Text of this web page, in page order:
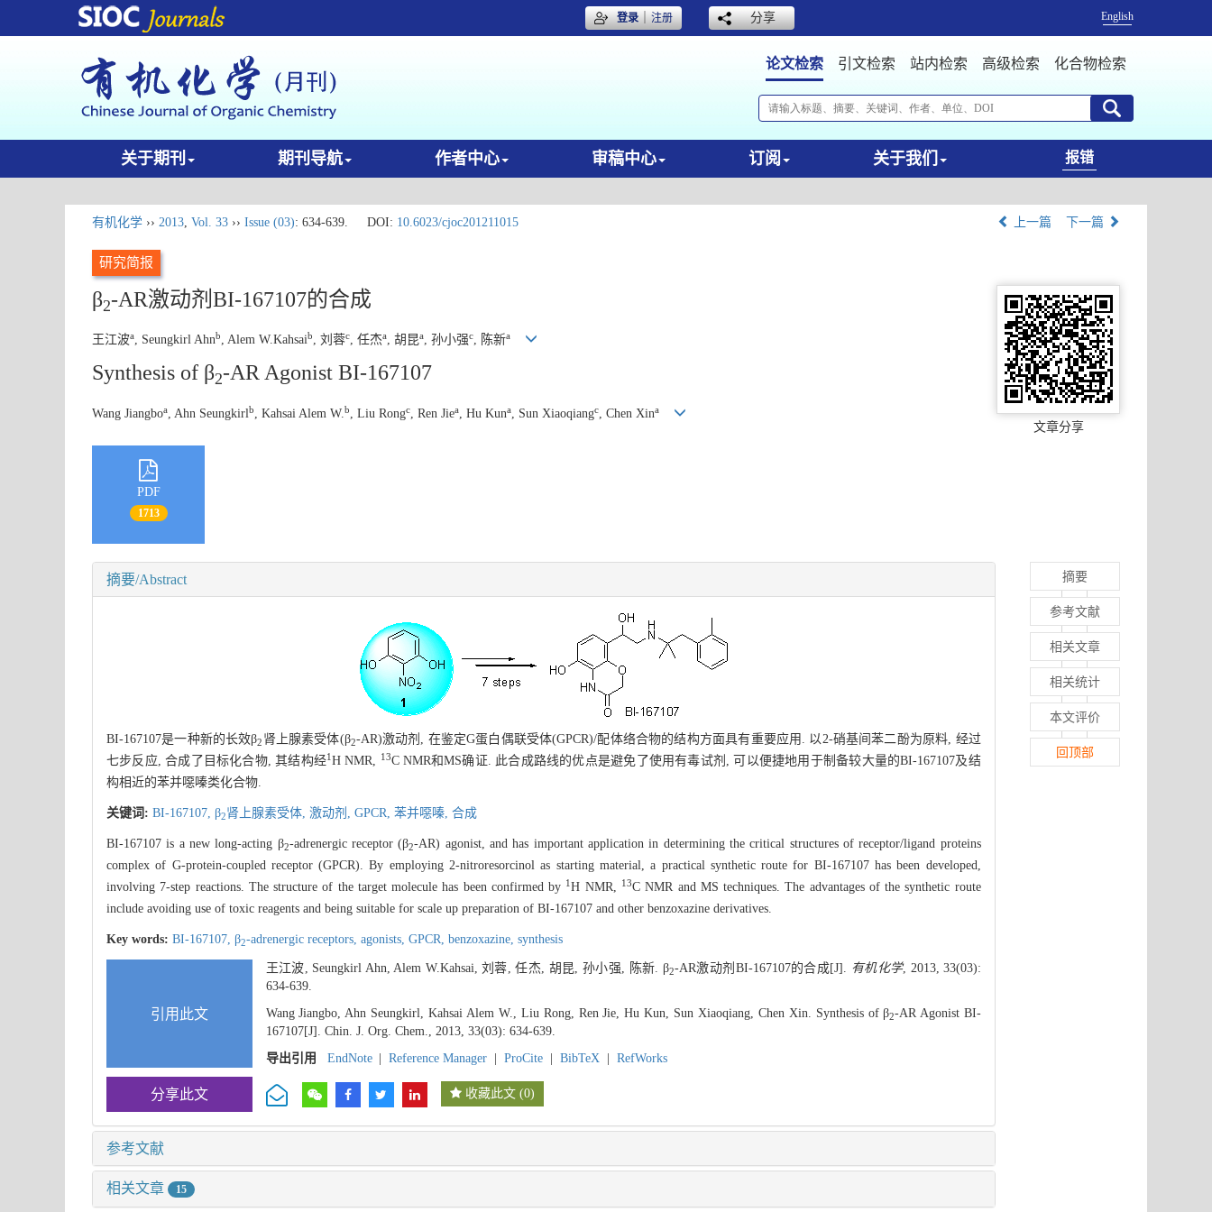
登录｜注册 分享 English
论文检索 引文检索 站内检索 高级检索 化合物检索
关于期刊 期刊导航 作者中心 审稿中心 订阅 关于我们 报错
有机化学 ›› 2013, Vol. 33 ›› Issue (03): 634-639. DOI: 10.6023/cjoc201211015 上一篇 下一篇
研究简报
β2-AR激动剂BI-167107的合成
王江波a, Seungkirl Ahnb, Alem W.Kahsaib, 刘蓉c, 任杰a, 胡昆a, 孙小强c, 陈新a
Synthesis of β2-AR Agonist BI-167107
Wang Jiangboa , Ahn Seungkirlb , Kahsai Alem W. b , Liu Rongc , Ren Jiea , Hu Kuna , Sun Xiaoqiangc , Chen Xina
文章分享
PDF
1713
摘要/Abstract
BI-167107是一种新的长效β2 肾上腺素受体(β2-AR)激动剂, 在鉴定G蛋白偶联受体(GPCR)/配体络合物的结构方面具有重要应用. 以2-硝基间苯二酚为原料, 经过
七步反应, 合成了目标化合物, 其结构经1H NMR, 13C NMR和MS确证. 此合成路线的优点是避免了使用有毒试剂, 可以便捷地用于制备较大量的BI-167107及结
构相近的苯并噁嗪类化合物.
关键词: BI-167107, β2肾上腺素受体, 激动剂, GPCR, 苯并噁嗪, 合成
BI-167107 is a new long-acting β2-adrenergic receptor (β2-AR) agonist, and has important application in determining the critical structures of receptor/ligand proteins
complex of G-protein-coupled receptor (GPCR). By employing 2-nitroresorcinol as starting material, a practical synthetic route for BI-167107 has been developed,
involving 7-step reactions. The structure of the target molecule has been confirmed by 1H NMR, 13C NMR and MS techniques. The advantages of the synthetic route
include avoiding use of toxic reagents and being suitable for scale up preparation of BI-167107 and other benzoxazine derivatives.
Key words: BI-167107, β2-adrenergic receptors, agonists, GPCR, benzoxazine, synthesis
引用此文
王江波, Seungkirl Ahn, Alem W.Kahsai, 刘蓉, 任杰, 胡昆, 孙小强, 陈新. β2-AR激动剂BI-167107的合成[J]. 有机化学, 2013, 33(03):
634-639.
Wang Jiangbo, Ahn Seungkirl, Kahsai Alem W., Liu Rong, Ren Jie, Hu Kun, Sun Xiaoqiang, Chen Xin. Synthesis of β2-AR Agonist BI-
167107[J]. Chin. J. Org. Chem., 2013, 33(03): 634-639.
导出引用
EndNote Reference Manager ProCite BibTeX RefWorks
分享此文 收藏此文 (0)
参考文献
相关文章 15
摘要
参考文献
相关文章
相关统计
本文评价
回顶部